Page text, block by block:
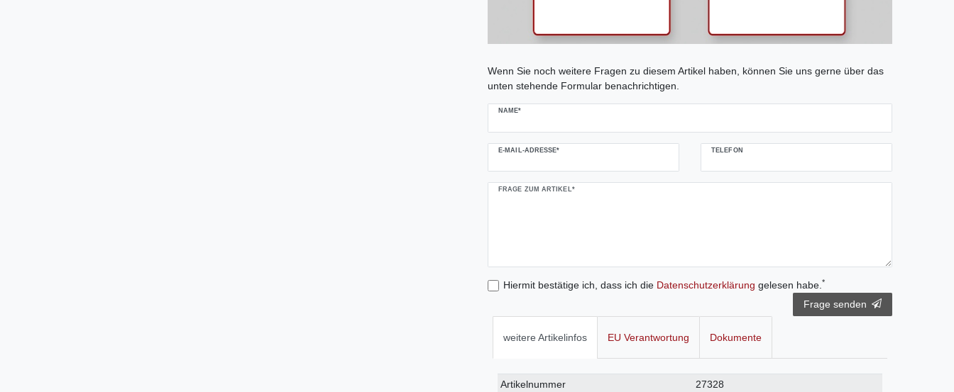
Wenn Sie noch weitere Fragen zu diesem Artikel haben, können Sie uns gerne über das
unten stehende Formular benachrichtigen.
NAME*
E-MAIL-ADRESSE* TELEFON
FRAGE ZUM ARTIKEL*
Hiermit bestätige ich, dass ich die Daten­schutz­erklärung gelesen habe.*
Frage senden
weitere Artikelinfos EU Verantwortung Dokumente
Technisches
Wert
Artikelnummer
27328